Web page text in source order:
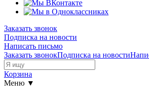
Прайс-лист
Остатки
Заказать звонок
Подписка на новости
Написать письмо
Заказать звонокПодписка на новости
Корзина
Меню ▼